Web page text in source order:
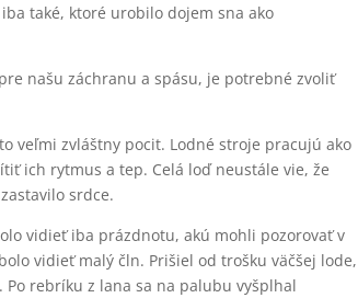
také, ktoré urobilo dojem sna ako
našu záchranu a spásu, je potrebné zvoliť
veľmi zvláštny pocit. Lodné stroje pracujú ako
ich rytmus a tep. Celá loď neustále vie, že
srdce.
vidieť iba prázdnotu, akú mohli pozorovať v
vidieť malý čln. Prišiel od trošku väčšej lode,
rebríku z lana sa na palubu vyšplhal